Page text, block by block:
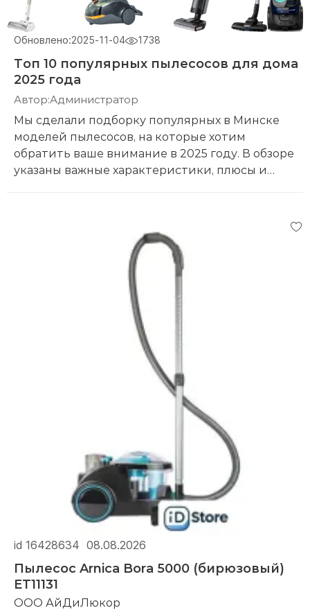
Обновлено:2025-11-04 1738
Топ 10 популярных пылесосов для дома
2025 года
Автор:Администратор
Мы сделали подборку популярных в Минске
моделей пылесосов, на которые хотим
обратить ваше внимание в 2025 году. В обзоре
указаны важные характеристики, плюсы и
id 16428634 08.08.2026
Пылесос Arnica Bora 5000 (бирюзовый)
ET11131
ООО АйДиЛюкор